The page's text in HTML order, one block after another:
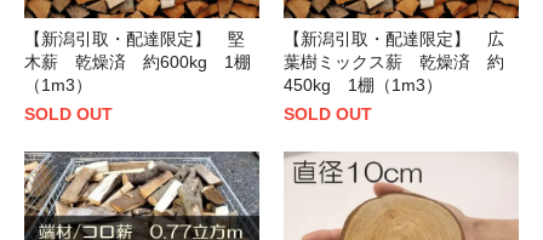
【新潟引取・配達限定】 堅
木薪 乾燥済 約600kg 1棚
（1m3）
SOLD OUT
【新潟引取・配達限定】 広
葉樹ミックス薪 乾燥済 約
450kg 1棚（1m3）
SOLD OUT